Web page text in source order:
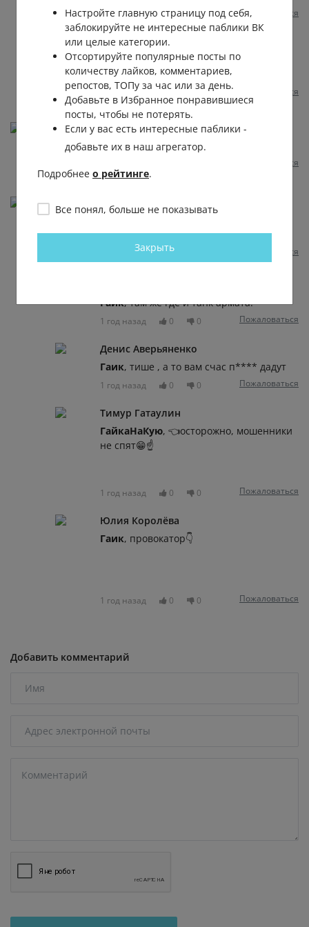
1 год назад 0 0 Пожаловаться
Жанна Хатмуллина
Влад, вы что читать не умеете? Где я
писала о ценах?
1 год назад Пожаловаться
Пётр Евгеньевич
А как быть (теперь) с раком Простаты? 😃🤠
Пожаловаться
которой трубили год назад? 😂😂😂
0 Пожаловаться
Гаик, там же где и танк армата.
1 год назад 0 0 Пожаловаться
Денис Аверьяненко
Гаик, тише , а то вам счас п**** дадут
1 год назад 0 0 Пожаловаться
Тимур Гатаулин
ГайкаНаКую, 👈осторожно, мошенники
не спят😁☝
1 год назад 0 0 Пожаловаться
Юлия Королёва
Гаик, провокатор👇
1 год назад 0 0 Пожаловаться
Добавить комментарий
Настройте главную страницу под себя,
заблокируйте не интересные паблики ВК
или целые категории.
Отсортируйте популярные посты по
количеству лайков, комментариев,
репостов, ТОПу за час или за день.
Добавьте в Избранное понравившиеся
посты, чтобы не потерять.
Если у вас есть интересные паблики -
добавьте их в наш агрегатор.
Подробнее о рейтинге.
Все понял, больше не показывать
Закрыть